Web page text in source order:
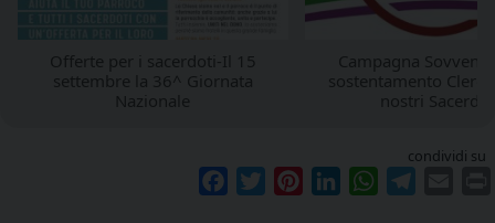
Offerte per i sacerdoti-Il 15
settembre la 36^ Giornata
Nazionale
Campagna
sostentamento
nostri
condividi su
FacebookTwitterPinterestLinkedInWhatsApp